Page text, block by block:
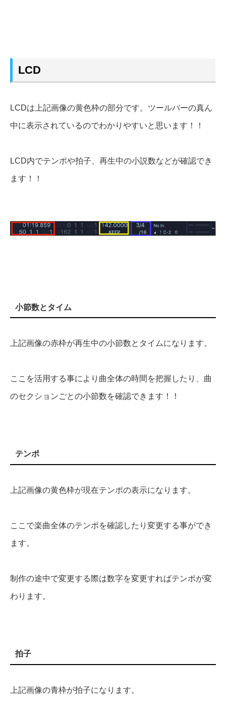
LCD
LCDは上記画像の黄色枠の部分です。ツールバーの真ん
中に表示されているのでわかりやすいと思います！！
LCD内でテンポや拍子、再生中の小説数などが確認でき
ます！！
小節数とタイム
上記画像の赤枠が再生中の小節数とタイムになります。
ここを活用する事により曲全体の時間を把握したり、曲
のセクションごとの小節数を確認できます！！
テンポ
上記画像の黄色枠が現在テンポの表示になります。
ここで楽曲全体のテンポを確認したり変更する事ができ
ます。
制作の途中で変更する際は数字を変更すればテンポが変
わります。
拍子
上記画像の青枠が拍子になります。